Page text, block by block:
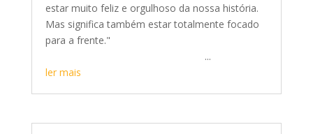
estar muito feliz e orgulhoso da nossa história.
Mas significa também estar totalmente focado
para a frente."
...
ler mais